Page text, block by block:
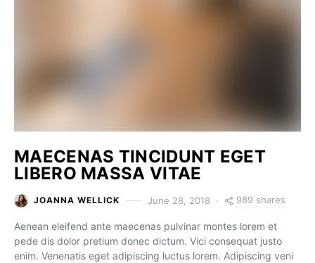
MAECENAS TINCIDUNT EGET
LIBERO MASSA VITAE
JOANNA WELLICK June 28, 2018 989 shares
Aenean eleifend ante maecenas pulvinar montes lorem et
pede dis dolor pretium donec dictum. Vici consequat justo
enim. Venenatis eget adipiscing luctus lorem. Adipiscing veni